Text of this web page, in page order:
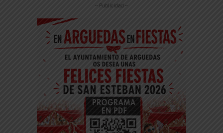
-- Publicidad --